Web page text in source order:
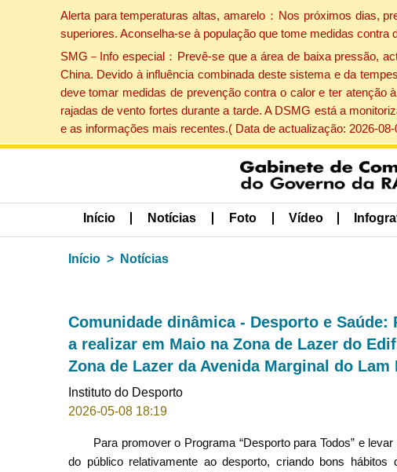
Alerta para temperaturas altas, amarelo：Nos próximos dias,
superiores. Aconselha-se à população que tome medidas
SMG－Info especial：Prevê-se que a área de baixa pressão,
China. Devido à influência combinada deste sistema e da
deve tomar medidas de prevenção contra o calor e ter atenção
rajadas de vento fortes durante a tarde. A DSMG está a
e as informações mais recentes.( Data de actualização: 2026-08-
Início Notícias Foto Vídeo
Início Notícias
Comunidade dinâmica - Desporto e
a realizar em Maio na Zona de Lazer do
Zona de Lazer da Avenida Marginal do Lam
Instituto do Desporto
2026-05-08 18:19
Para promover o Programa “Desporto para Todos” e
do público relativamente ao desporto, criando bons